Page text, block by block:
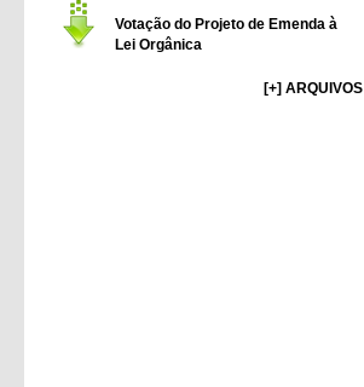
Votação do Projeto de Emenda à
Lei Orgânica
[+] ARQUIVOS